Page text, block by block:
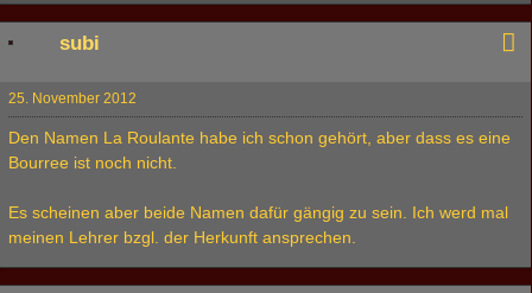
subi
25. November 2012
Den Namen La Roulante habe ich schon gehört, aber dass es eine
Bourree ist noch nicht.
Es scheinen aber beide Namen dafür gängig zu sein. Ich werd mal
meinen Lehrer bzgl. der Herkunft ansprechen.